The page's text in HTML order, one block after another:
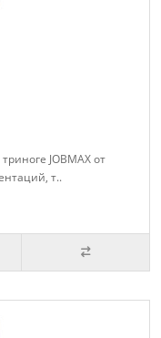
JOBMAX от
т..